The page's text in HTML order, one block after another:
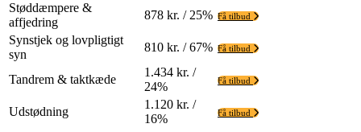
Støddæmpere &
affjedring
878 kr. / 25% Få tilbud
Synstjek og lovpligtigt
syn
810 kr. / 67% Få tilbud
Tandrem & taktkæde
1.434 kr. /
24%
Få tilbud
Udstødning
1.120 kr. /
16%
Få tilbud